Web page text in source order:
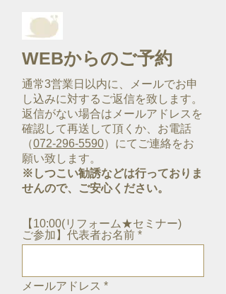
WEBからのご予約
通常3営業日以内に、メールでお申
し込みに対するご返信を致します。
返信がない場合はメールアドレスを
確認して再送して頂くか、お電話
（072-296-5590）にてご連絡をお
願い致します。
※しつこい勧誘などは行っておりま
せんので、ご安心ください。
【10:00(リフォーム★セミナー)
ご参加】代表者お名前
メールアドレス